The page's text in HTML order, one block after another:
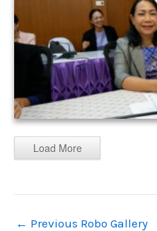
Load More
← Previous Robo Gallery